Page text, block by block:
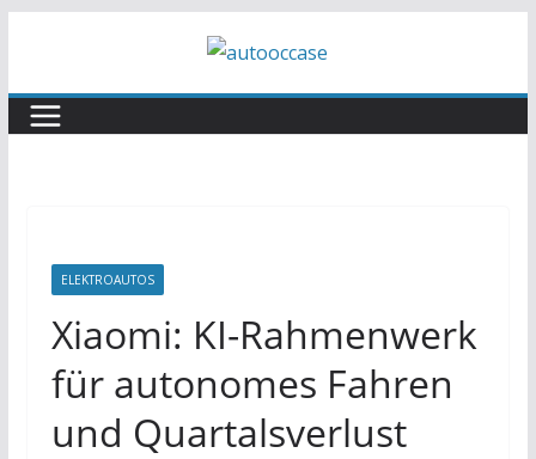
content
ELEKTROAUTOS
Xiaomi: KI-Rahmenwerk
für autonomes Fahren
und Quartalsverlust